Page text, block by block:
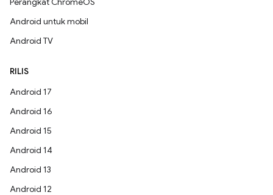
Android untuk mobil
Android TV
RILIS
Android 17
Android 16
Android 15
Android 14
Android 13
Android 12